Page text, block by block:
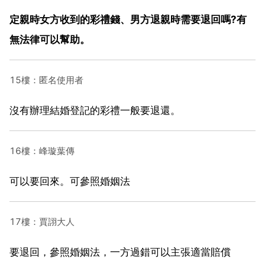
定親時女方收到的彩禮錢、男方退親時需要退回嗎?有
無法律可以幫助。
15樓：匿名使用者
沒有辦理結婚登記的彩禮一般要退還。
16樓：峰璇葉傳
可以要回來。可參照婚姻法
17樓：賈詡大人
要退回，參照婚姻法，一方過錯可以主張適當賠償